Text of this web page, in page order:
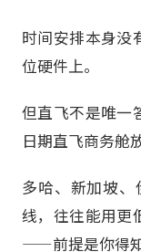
时间安排本身没
位硬件上。
但直飞不是唯一
日期直飞商务舱
多哈、新加坡
线，往往能用更
——前提是你得知